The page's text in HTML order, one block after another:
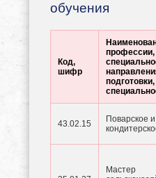
обучения
Код,
шифр
профессии,
43.02.15
Поварское и
Мастер